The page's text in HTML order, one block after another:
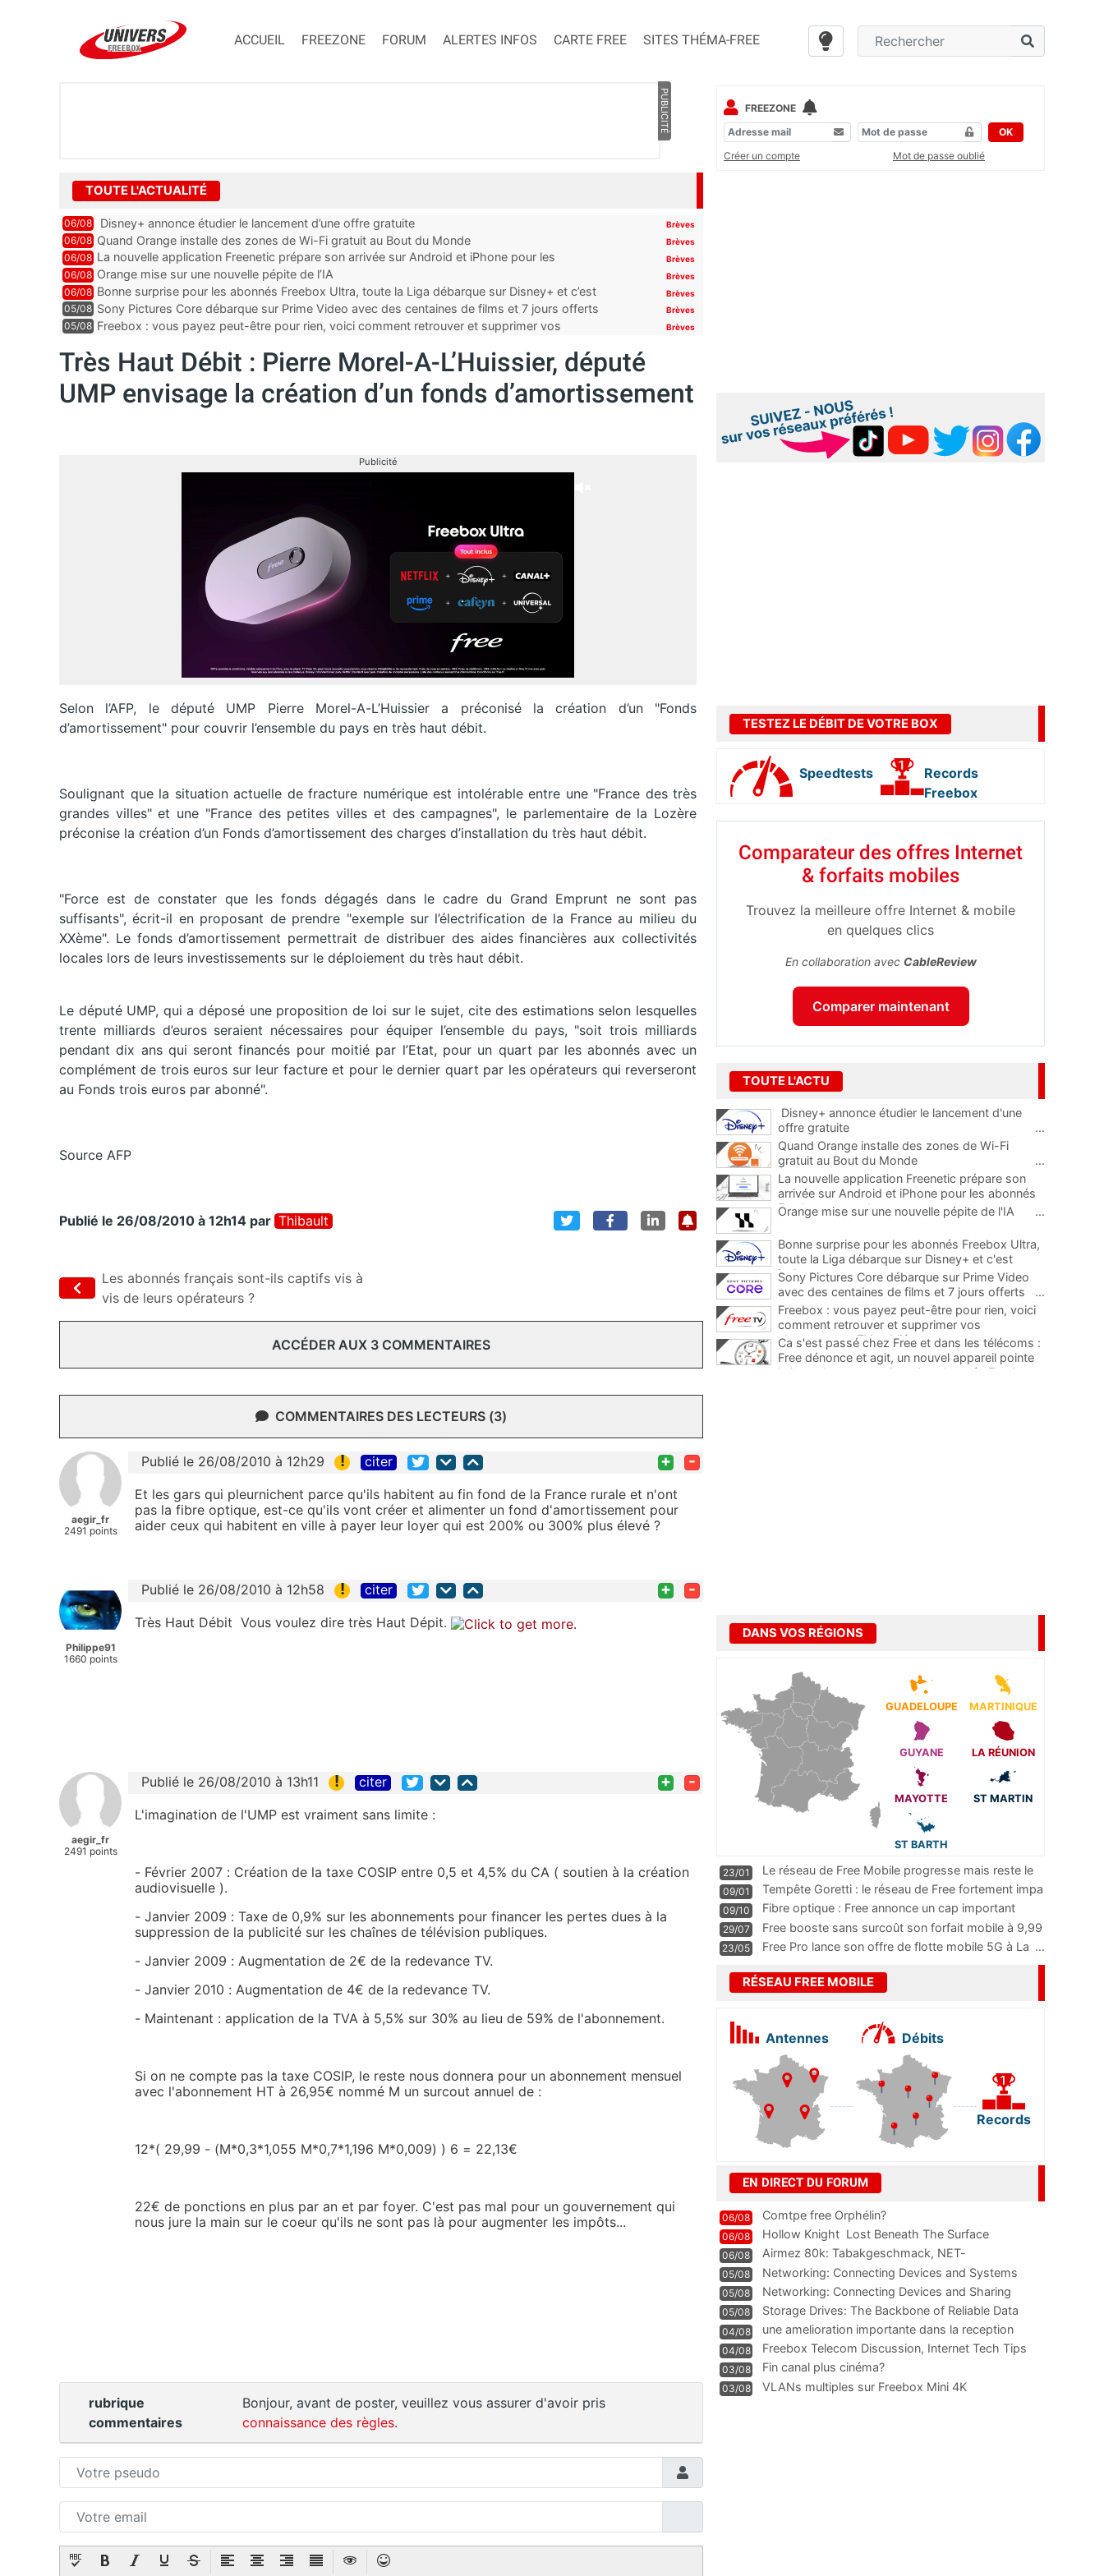
ACCUEIL FREEZONE FORUM ALERTES INFOS CARTE FREE SITES THÉMA-FREE
PUBLICITÉ
TOUTE L'ACTUALITÉ
06/08 Disney+ annonce étudier le lancement d’une offre gratuite Brèves
06/08 Quand Orange installe des zones de Wi-Fi gratuit au Bout du Monde Brèves
06/08 La nouvelle application Freenetic prépare son arrivée sur Android et iPhone pour les
abonnés Freebox, testez la
Brèves
06/08 Orange mise sur une nouvelle pépite de l’IA Brèves
06/08 Bonne surprise pour les abonnés Freebox Ultra, toute la Liga débarque sur Disney+ et c’est
inclus
Brèves
05/08 Sony Pictures Core débarque sur Prime Video avec des centaines de films et 7 jours offerts Brèves
05/08 Freebox : vous payez peut-être pour rien, voici comment retrouver et supprimer vos
Brèves
Très Haut Débit : Pierre Morel-A-L’Huissier, député
UMP envisage la création d’un fonds d’amortissement
Publicité
Selon l’AFP, le député UMP Pierre Morel-A-L’Huissier a préconisé la création d’un "Fonds
d’amortissement" pour couvrir l’ensemble du pays en très haut débit.
Soulignant que la situation actuelle de fracture numérique est intolérable entre une "France des très
grandes villes" et une "France des petites villes et des campagnes", le parlementaire de la Lozère
préconise la création d’un Fonds d’amortissement des charges d’installation du très haut débit.
"Force est de constater que les fonds dégagés dans le cadre du Grand Emprunt ne sont pas
suffisants", écrit-il en proposant de prendre "exemple sur l’électrification de la France au milieu du
XXème". Le fonds d’amortissement permettrait de distribuer des aides financières aux collectivités
locales lors de leurs investissements sur le déploiement du très haut débit.
Le député UMP, qui a déposé une proposition de loi sur le sujet, cite des estimations selon lesquelles
trente milliards d’euros seraient nécessaires pour équiper l’ensemble du pays, "soit trois milliards
pendant dix ans qui seront financés pour moitié par l’Etat, pour un quart par les abonnés avec un
complément de trois euros sur leur facture et pour le dernier quart par les opérateurs qui reverseront
au Fonds trois euros par abonné".
Source AFP
Publié le 26/08/2010 à 12h14 par Thibault
Les abonnés français sont-ils captifs vis à
vis de leurs opérateurs ?
ACCÉDER AUX 3 COMMENTAIRES
COMMENTAIRES DES LECTEURS (3)
aegir_fr
2491 points
Publié le 26/08/2010 à 12h29 ! citer + -
Et les gars qui pleurnichent parce qu'ils habitent au fin fond de la France rurale et n'ont
pas la fibre optique, est-ce qu'ils vont créer et alimenter un fond d'amortissement pour
aider ceux qui habitent en ville à payer leur loyer qui est 200% ou 300% plus élevé ?
Philippe91
1660 points
Publié le 26/08/2010 à 12h58 ! citer + -
Très Haut Débit Vous voulez dire très Haut Dépit.
aegir_fr
2491 points
Publié le 26/08/2010 à 13h11 ! citer + -
L'imagination de l'UMP est vraiment sans limite :
- Février 2007 : Création de la taxe COSIP entre 0,5 et 4,5% du CA ( soutien à la création
audiovisuelle ).
- Janvier 2009 : Taxe de 0,9% sur les abonnements pour financer les pertes dues à la
suppression de la publicité sur les chaînes de télévision publiques.
- Janvier 2009 : Augmentation de 2€ de la redevance TV.
- Janvier 2010 : Augmentation de 4€ de la redevance TV.
- Maintenant : application de la TVA à 5,5% sur 30% au lieu de 59% de l'abonnement.
Si on ne compte pas la taxe COSIP, le reste nous donnera pour un abonnement mensuel
avec l'abonnement HT à 26,95€ nommé M un surcout annuel de :
12*( 29,99 - (M*0,3*1,055 M*0,7*1,196 M*0,009) ) 6 = 22,13€
22€ de ponctions en plus par an et par foyer. C'est pas mal pour un gouvernement qui
nous jure la main sur le coeur qu'ils ne sont pas là pour augmenter les impôts...
rubrique
commentaires
Bonjour, avant de poster, veuillez vous assurer d'avoir pris
connaissance des règles.
FREEZONE
OK
Créer un compte
Mot de passe oublié
TESTEZ LE DÉBIT DE VOTRE BOX
Speedtests
Records
Freebox
Comparateur des offres Internet
& forfaits mobiles
Trouvez la meilleure offre Internet & mobile
en quelques clics
En collaboration avec CableReview
Comparer maintenant
TOUTE L'ACTU
Disney+ annonce étudier le lancement d'une
offre gratuite
...
Quand Orange installe des zones de Wi-Fi
gratuit au Bout du Monde
...
La nouvelle application Freenetic prépare son
arrivée sur Android et iPhone pour les abonnés
Freebox, testez la
Orange mise sur une nouvelle pépite de l'IA ...
Bonne surprise pour les abonnés Freebox Ultra,
toute la Liga débarque sur Disney+ et c'est
inclus
Sony Pictures Core débarque sur Prime Video
avec des centaines de films et 7 jours offerts
...
Freebox : vous payez peut-être pour rien, voici
comment retrouver et supprimer vos
abonnements TV oubliés
...
Ca s'est passé chez Free et dans les télécoms :
Free dénonce et agit, un nouvel appareil pointe
le bout de son nez chez des abonnés Freebox...
DANS VOS RÉGIONS
GUADELOUPE MARTINIQUE
GUYANE LA RÉUNION
MAYOTTE ST MARTIN
ST BARTH
23/01
Le réseau de Free Mobile progresse mais reste le
m
...
09/01
Tempête Goretti : le réseau de Free fortement impa
09/10
Fibre optique : Free annonce un cap important
pass
...
29/07
Free booste sans surcoût son forfait mobile à 9,99
23/05 Free Pro lance son offre de flotte mobile 5G à La ...
RÉSEAU FREE MOBILE
Antennes Débits
Records
EN DIRECT DU FORUM
06/08 Comtpe free Orphélin?
06/08 Hollow Knight  Lost Beneath The Surface
06/08
Airmez 80k: Tabakgeschmack, NET-
Technologie und Leistung im
05/08 Networking: Connecting Devices and Systems
05/08
Networking: Connecting Devices and Sharing
Information
05/08
Storage Drives: The Backbone of Reliable Data
Management
04/08
une amelioration importante dans la reception
WIFI
04/08
Freebox Telecom Discussion, Internet Tech Tips
Communi
03/08 Fin canal plus cinéma?
03/08 VLANs multiples sur Freebox Mini 4K